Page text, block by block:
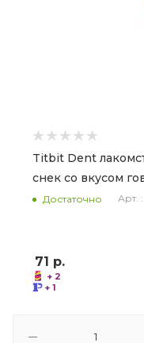
Titbit Dent
снек со вкусом
Достаточно Арт.
71 р.
+ 2
+ 1